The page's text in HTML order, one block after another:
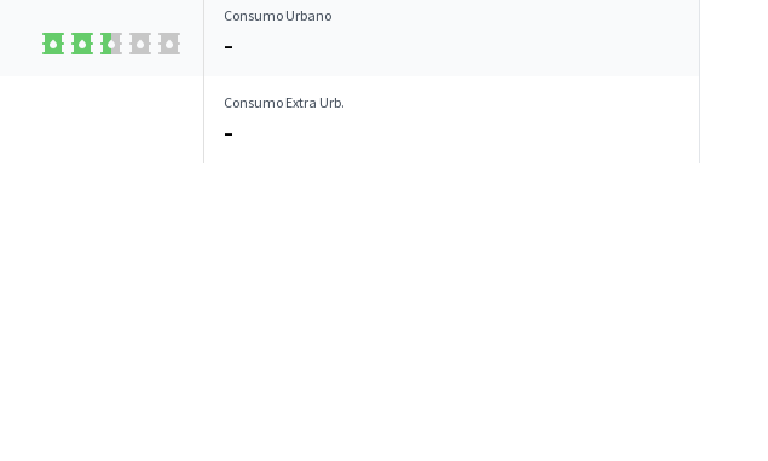
Consumo Urbano
–
Consumo Extra Urb.
–